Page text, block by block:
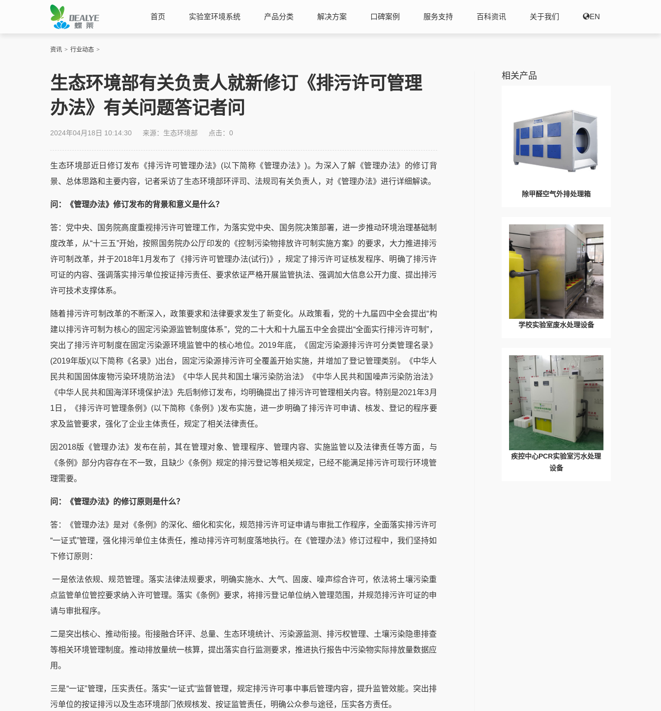
首页 实验室环境系统 产品分类 解决方案 口碑案例 服务支持 百科资讯 关于我们 EN
资讯 > 行业动态 >
生态环境部有关负责人就新修订《排污许可管理
办法》有关问题答记者问
2024年04月18日 10:14:30 来源：生态环境部 点击： 0
生态环境部近日修订发布《排污许可管理办法》(以下简称《管理办法》)。为深入了解《管理办法》的修订背
景、总体思路和主要内容，记者采访了生态环境部环评司、法规司有关负责人，对《管理办法》进行详细解读。
问：《管理办法》修订发布的背景和意义是什么？
答：党中央、国务院高度重视排污许可管理工作，为落实党中央、国务院决策部署，进一步推动环境治理基础制
度改革，从“十三五”开始，按照国务院办公厅印发的《控制污染物排放许可制实施方案》的要求，大力推进排污
许可制改革，并于2018年1月发布了《排污许可管理办法(试行)》，规定了排污许可证核发程序、明确了排污许
可证的内容、强调落实排污单位按证排污责任、要求依证严格开展监管执法、强调加大信息公开力度、提出排污
许可技术支撑体系。
随着排污许可制改革的不断深入，政策要求和法律要求发生了新变化。从政策看，党的十九届四中全会提出“构
建以排污许可制为核心的固定污染源监管制度体系”，党的二十大和十九届五中全会提出“全面实行排污许可制”，
突出了排污许可制度在固定污染源环境监管中的核心地位。2019年底，《固定污染源排污许可分类管理名录》
(2019年版)(以下简称《名录》)出台，固定污染源排污许可全覆盖开始实施，并增加了登记管理类别。《中华人
民共和国固体废物污染环境防治法》《中华人民共和国土壤污染防治法》《中华人民共和国噪声污染防治法》
《中华人民共和国海洋环境保护法》先后制修订发布，均明确提出了排污许可管理相关内容。特别是2021年3月
1日，《排污许可管理条例》(以下简称《条例》)发布实施，进一步明确了排污许可申请、核发、登记的程序要
求及监管要求，强化了企业主体责任，规定了相关法律责任。
因2018版《管理办法》发布在前，其在管理对象、管理程序、管理内容、实施监管以及法律责任等方面，与
《条例》部分内容存在不一致，且缺少《条例》规定的排污登记等相关规定，已经不能满足排污许可现行环境管
理需要。
问：《管理办法》的修订原则是什么？
答：《管理办法》是对《条例》的深化、细化和实化，规范排污许可证申请与审批工作程序，全面落实排污许可
“一证式”管理，强化排污单位主体责任，推动排污许可制度落地执行。在《管理办法》修订过程中，我们坚持如
下修订原则：
一是依法依规、规范管理。落实法律法规要求，明确实施水、大气、固废、噪声综合许可，依法将土壤污染重
点监管单位管控要求纳入许可管理。落实《条例》要求，将排污登记单位纳入管理范围，并规范排污许可证的申
请与审批程序。
二是突出核心、推动衔接。衔接融合环评、总量、生态环境统计、污染源监测、排污权管理、土壤污染隐患排查
等相关环境管理制度。推动排放量统一核算，提出落实自行监测要求，推进执行报告中污染物实际排放量数据应
用。
三是“一证”管理，压实责任。落实“一证式”监督管理，规定排污许可事中事后管理内容，提升监管效能。突出排
污单位的按证排污以及生态环境部门依规核发、按证监管责任，明确公众参与途径，压实各方责任。
相关产品
除甲醛空气外排处理箱
学校实验室废水处理设备
疾控中心PCR实验室污水处理
设备